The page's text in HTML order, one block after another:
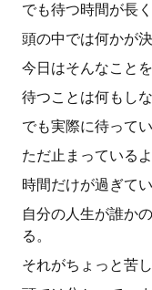
でも待つ時間が長
頭の中では何かが
今日はそんなこと
待つことは何もし
でも実際に待って
ただ止まっている
時間だけが過ぎて
自分の人生が誰か
る。
それがちょっと苦